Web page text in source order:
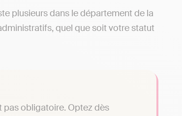
plusieurs dans le département de la
quel que soit votre statut
obligatoire. Optez dès